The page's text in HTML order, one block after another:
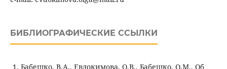
БИБЛИОГРАФИЧЕСКИЕ ССЫЛКИ
Бабешко, В.А., Евдокимова, О.В., Бабешко, O.M., Об